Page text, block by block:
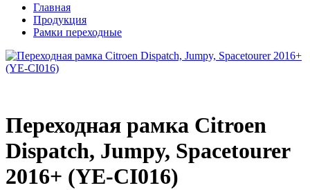
Главная
Продукция
Рамки переходные
Переходная рамка Citroen
Dispatch, Jumpy, Spacetourer
2016+ (YE-CI016)